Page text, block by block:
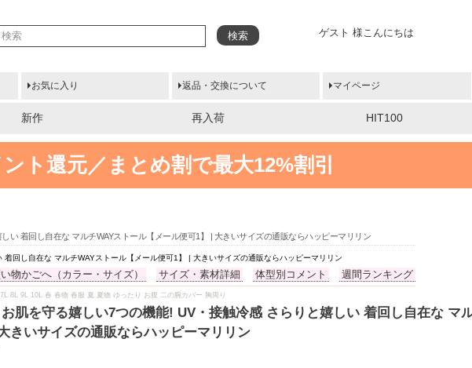
ゲスト 様こんにちは
検索
お気に入り 返品・交換について マイページ
新作 再入荷 HIT100
ト還元／まとめ割で最大12%割引
い 着回し自在な マルチWAYストール【メール便可1】 | 大きいサイズの通販ならハッピーマリリン
回し自在な マルチWAYストール【メール便可1】 | 大きいサイズの通販ならハッピーマリリン
物かごへ（カラー・サイズ） サイズ・素材詳細 体型別コメント 週間ランキング
8L 9L 10L 春 春物 春服 夏 夏物 ゆったり お腹 二の腕カバー 胸周り
肌を守る嬉しい7つの機能! UV・接触冷感 さらりと嬉しい 着回し自在な マ
きいサイズの通販ならハッピーマリリン